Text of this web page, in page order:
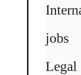
jobs
Legal